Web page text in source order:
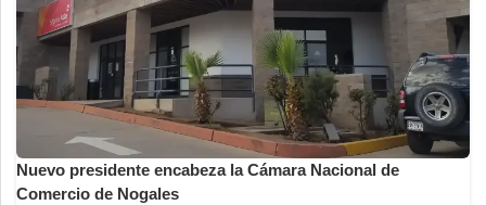
Nuevo presidente encabeza la Cámara Nacional de
Comercio de Nogales